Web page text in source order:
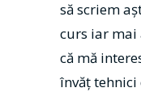
să scriem
curs iar mai
că mă
învăț